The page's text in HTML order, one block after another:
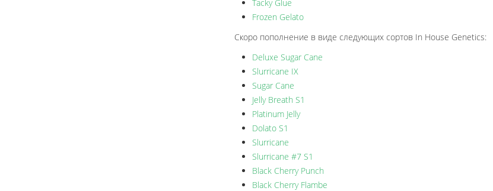
Tacky Glue
Frozen Gelato
Скоро пополнение в виде следующих сортов In House Genetics:
Deluxe Sugar Cane
Slurricane IX
Sugar Cane
Jelly Breath S1
Platinum Jelly
Dolato S1
Slurricane
Slurricane #7 S1
Black Cherry Punch
Black Cherry Flambe